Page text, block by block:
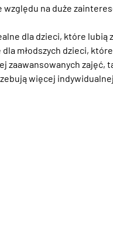
na duże
dla dzieci, które lubią
młodszych dzieci,
zaawansowanych
więcej